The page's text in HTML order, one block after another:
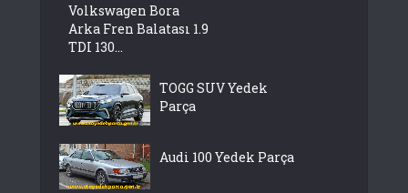
Volkswagen Bora
Arka Fren Balatası 1.9
TDI 130...
TOGG SUV Yedek
Parça
Audi 100 Yedek Parça